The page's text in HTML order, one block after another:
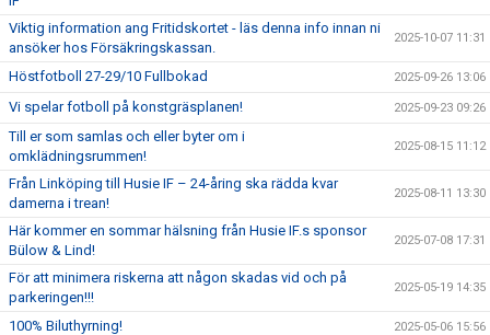
Viktig information ang Fritidskortet - läs denna info innan ni
ansöker hos Försäkringskassan.
2025-10-07 11:31
Höstfotboll 27-29/10 Fullbokad 2025-09-26 13:06
Vi spelar fotboll på konstgräsplanen! 2025-09-23 09:26
Till er som samlas och eller byter om i
omklädningsrummen!
2025-08-15 11:12
Från Linköping till Husie IF – 24-åring ska rädda kvar
damerna i trean!
2025-08-11 13:30
Här kommer en sommar hälsning från Husie IF.s sponsor
Bülow & Lind!
2025-07-08 17:31
För att minimera riskerna att någon skadas vid och på
parkeringen!!!
2025-05-19 14:35
100% Biluthyrning! 2025-05-06 15:56